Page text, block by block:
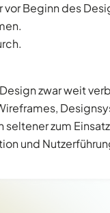
Beginn des
zwar weit
zum
und